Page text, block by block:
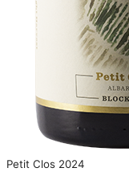
Petit Clos 2024